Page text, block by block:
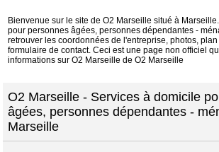
Bienvenue sur le site de O2 Marseille situé à
pour personnes âgées, personnes dépendantes -
retrouver les coordonnées de l'entreprise, photos,
formulaire de contact. Ceci est une page non officiel
informations sur O2 Marseille de O2 Marseille
O2 Marseille - Services à domicile
âgées, personnes dépendantes -
Marseille